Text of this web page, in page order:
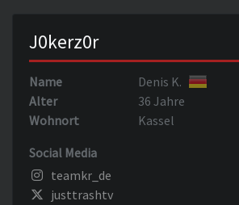
J0kerz0r
Name
Denis K.
Alter
36 Jahre
Wohnort
Kassel
Social Media
teamkr_de
justtrashtv